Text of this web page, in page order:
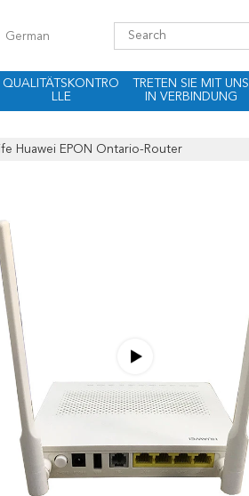
German
QUALITÄTSKONTRO
LLE
TRETEN SIE MIT UNS
IN VERBINDUNG
Huawei EPON Ontario-Router